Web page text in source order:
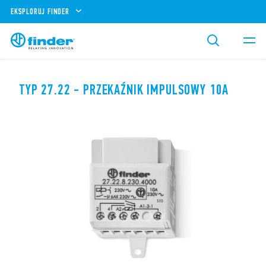
EKSPLORUJ FINDER
TYP 27.22 - PRZEKAŹNIK IMPULSOWY 10A